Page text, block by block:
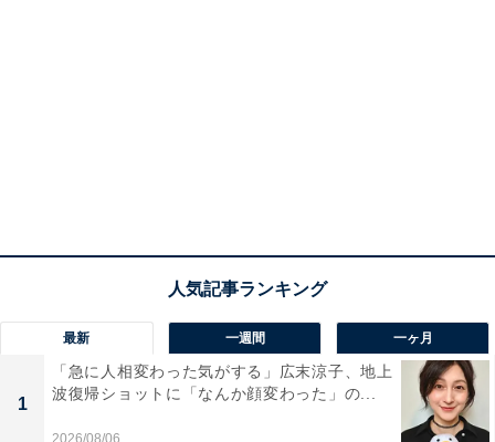
最新 一週間 一ヶ月
1
「急に人相変わった気がする」広末涼子、地上
波復帰ショットに「なんか顔変わった」の...